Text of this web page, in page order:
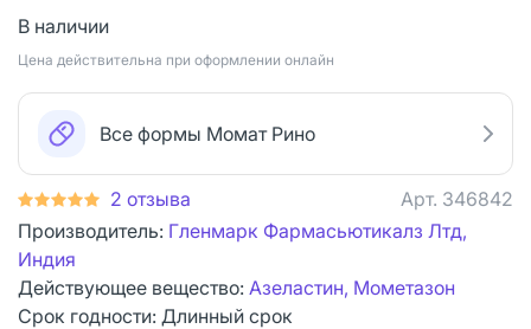
В наличии
Цена действительна при оформлении онлайн
Все формы Момат Рино
2 отзыва Арт. 346842
Производитель: Гленмарк Фармасьютикалз Лтд,
Индия
Действующее вещество: Азеластин, Мометазон
Срок годности: Длинный срок